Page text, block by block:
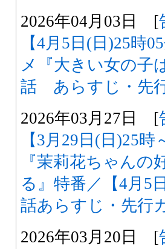
2026年04月03日 [
【4月5日(日)25時
メ『大きい女の子
話 あらすじ・先
2026年03月27日 [
【3月29日(日)25
『茉莉花ちゃん
る』特番／【4月5
話あらすじ・先行
2026年03月20日 [